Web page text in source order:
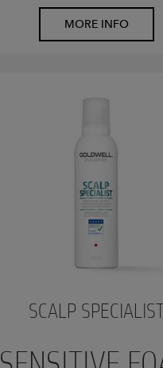
MORE INFO
SCALP SPECIALIST